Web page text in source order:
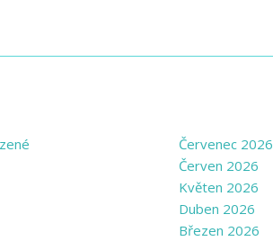
Červenec 2026
Červen 2026
Květen 2026
Duben 2026
Březen 2026